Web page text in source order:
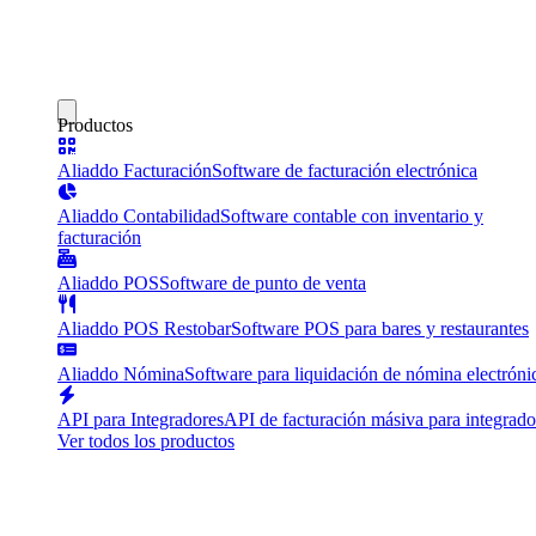
Productos
Aliaddo FacturaciónSoftware de facturación electrónica
Aliaddo ContabilidadSoftware contable con inventario y
facturación
Aliaddo POSSoftware de punto de venta
Aliaddo POS RestobarSoftware POS para bares y restaurantes
Aliaddo NóminaSoftware para liquidación de nómina
API para IntegradoresAPI de facturación másiva para
Ver todos los productos